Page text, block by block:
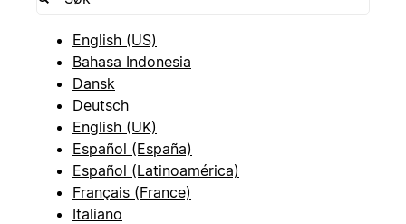
English (US)
Bahasa Indonesia
Dansk
Deutsch
English (UK)
Español (España)
Español (Latinoamérica)
Français (France)
Italiano